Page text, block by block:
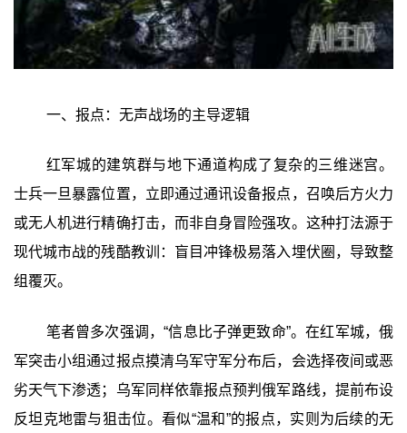
一、报点：无声战场的主导逻辑
红军城的建筑群与地下通道构成了复杂的三维迷宫。
士兵一旦暴露位置，立即通过通讯设备报点，召唤后方火力
或无人机进行精确打击，而非自身冒险强攻。这种打法源于
现代城市战的残酷教训：盲目冲锋极易落入埋伏圈，导致整
组覆灭。
笔者曾多次强调，‍“信息比子弹更致命”‍。在红军城，俄
军突击小组通过报点摸清乌军守军分布后，会选择夜间或恶
劣天气下渗透；乌军同样依靠报点预判俄军路线，提前布设
反坦克地雷与狙击位。看似“温和”的报点，实则为后续的无